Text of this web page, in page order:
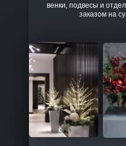
венки, подвесы и
заказом на